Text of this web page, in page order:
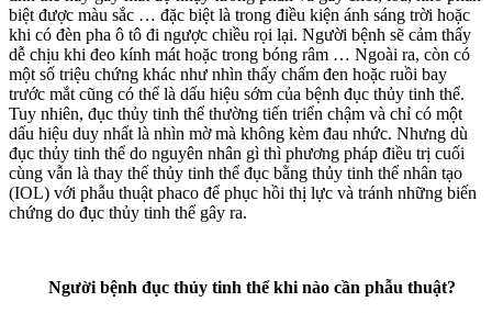
biệt được màu sắc … đặc biệt là trong điều kiện ánh sáng trời hoặc
khi có đèn pha ô tô đi ngược chiều rọi lại. Người bệnh sẽ cảm thấy
dễ chịu khi đeo kính mát hoặc trong bóng râm … Ngoài ra, còn có
một số triệu chứng khác như nhìn thấy chấm đen hoặc ruồi bay
trước mắt cũng có thể là dấu hiệu sớm của bệnh đục thủy tinh thể.
Tuy nhiên, đục thủy tinh thể thường tiến triển chậm và chỉ có một
dấu hiệu duy nhất là nhìn mờ mà không kèm đau nhức. Nhưng dù
đục thủy tinh thể do nguyên nhân gì thì phương pháp điều trị cuối
cùng vẫn là thay thế thủy tinh thể đục bằng thủy tinh thể nhân tạo
(IOL) với phẫu thuật phaco để phục hồi thị lực và tránh những biến
chứng do đục thủy tinh thể gây ra.
Người bệnh đục thủy tinh thể khi nào cần phẫu thuật?